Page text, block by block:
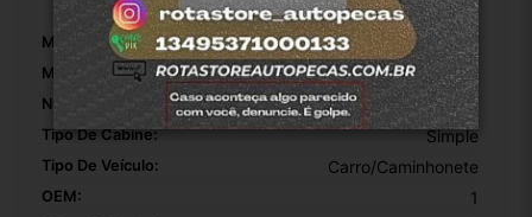
Marca: Fiat
Modelo: Strada 2018
Número De Peça: 100210539
Tipo De Cabine: Simple
Tipo De Veículo: Carro/Caminhonete
OEM: 1